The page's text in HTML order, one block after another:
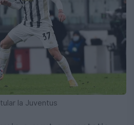
la Juventus